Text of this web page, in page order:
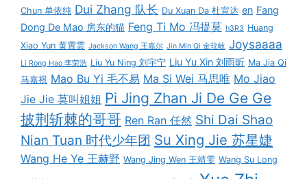
Chun 单依纯 Dui Zhang 队长 Du Xuan Da 杜宣达 en Fang
Dong De Mao 房东的猫 Feng Ti Mo 冯提莫 h3R3 Huang
Xiao Yun 黄霄雲 Jackson Wang 王嘉尔 Jin Min Qi 金玟岐 Joysaaaa
Li Rong Hao 李荣浩 Liu Yu Ning 刘宇宁 Liu Yu Xin 刘雨昕 Ma Jia Qi
马嘉祺 Mao Bu Yi 毛不易 Ma Si Wei 马思唯 Mo Jiao
Jie Jie 莫叫姐姐 Pi Jing Zhan Ji De Ge Ge
披荆斩棘的哥哥 Ren Ran 任然 Shi Dai Shao
Nian Tuan 时代少年团 Su Xing Jie 苏星婕
Wang He Ye 王赫野 Wang Jing Wen 王靖雯 Wang Su Long